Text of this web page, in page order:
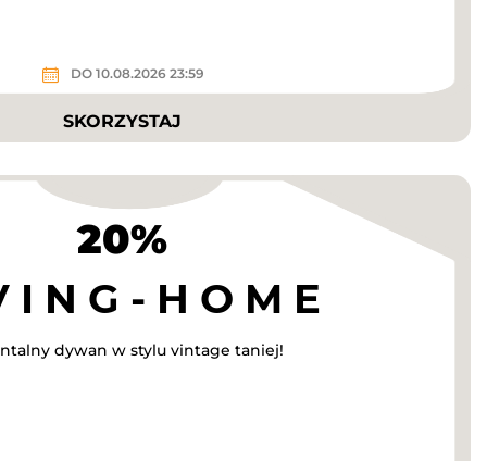
DO 10.08.2026 23:59
SKORZYSTAJ
20%
dywan w stylu vintage taniej!